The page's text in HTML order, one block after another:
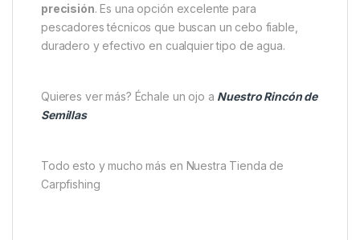
precisión. Es una opción excelente para
pescadores técnicos que buscan un cebo fiable,
duradero y efectivo en cualquier tipo de agua.
Quieres ver más? Échale un ojo a Nuestro Rincón de
Semillas
Todo esto y mucho más en Nuestra Tienda de
Carpfishing